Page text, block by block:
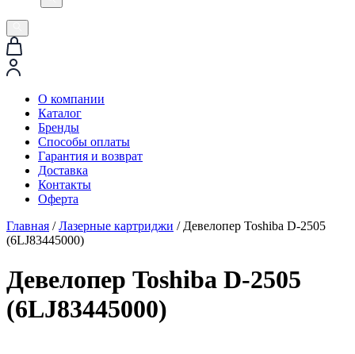
О компании
Каталог
Бренды
Способы оплаты
Гарантия и возврат
Доставка
Контакты
Оферта
Главная /Лазерные картриджи / Девелопер Toshiba D-2505
(6LJ83445000)
Девелопер Toshiba D-2505
(6LJ83445000)